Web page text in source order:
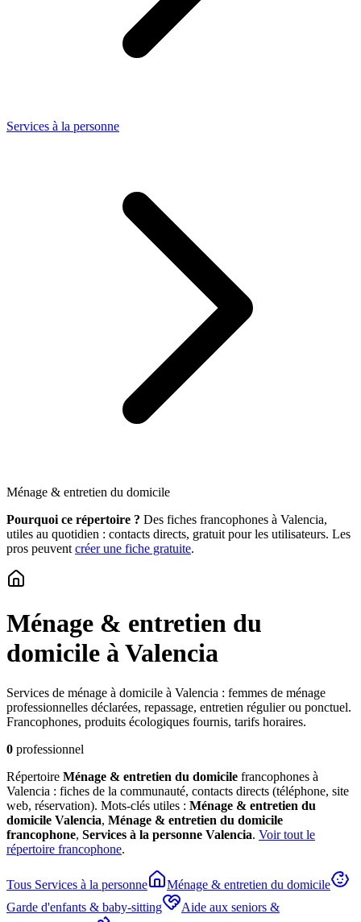
Services à la personne
Ménage & entretien du domicile
Pourquoi ce répertoire ? Des fiches francophones à Valencia,
utiles au quotidien : contacts directs, gratuit pour les utilisateurs. Les
pros peuvent créer une fiche gratuite.
Ménage & entretien du
domicile à Valencia
Services de ménage à domicile à Valencia : femmes de ménage
professionnelles déclarées, repassage, entretien régulier ou ponctuel.
Francophones, produits écologiques fournis, tarifs horaires.
0 professionnel
Répertoire Ménage & entretien du domicile francophones à
Valencia : fiches de la communauté, contacts directs (téléphone, site
web, réservation). Mots-clés utiles : Ménage & entretien du
domicile Valencia, Ménage & entretien du domicile
francophone, Services à la personne Valencia. Voir tout le
répertoire francophone.
Tous Services à la personne
Ménage & entretien du domicile
Garde d'enfants & baby-sitting
Aide aux seniors &